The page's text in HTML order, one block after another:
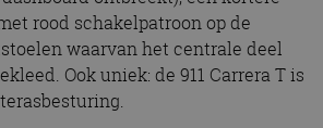
rood schakelpatroon op de
waarvan het centrale deel
Ook uniek: de 911 Carrera T is